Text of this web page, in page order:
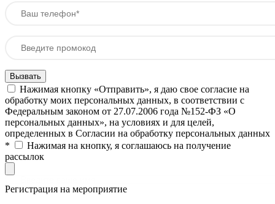
Нажимая кнопку «Отправить», я даю свое согласие на
обработку моих персональных данных, в соответствии с
Федеральным законом от 27.07.2006 года №152-ФЗ «О
персональных данных», на условиях и для целей,
определенных в Согласии на обработку персональных данных
*
Нажимая на кнопку, я соглашаюсь на получение
рассылок
Регистрация на мероприятие